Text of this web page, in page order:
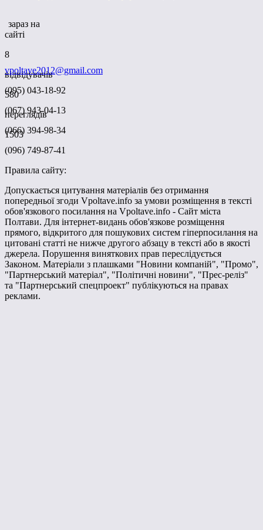
зараз на
сайті
8
відвідувачів
580
переглядів
1503
vpoltave2012@gmail.com
(095) 043-18-92
(067) 943-04-13
(066) 394-98-34
(096) 749-87-41
Правила сайту:
Допускається цитування матеріалів без отримання
попередньої згоди Vpoltave.info за умови розміщення в тексті
обов'язкового посилання на Vpoltave.info - Сайт міста
Полтави. Для інтернет-видань обов'язкове розміщення
прямого, відкритого для пошукових систем гіперпосилання на
цитовані статті не нижче другого абзацу в тексті або в якості
джерела. Порушення виняткових прав переслідується
Законом. Матеріали з плашками "Новини компаній", "Промо",
"Партнерський матеріал", "Політичні новини", "Прес-реліз"
та "Партнерський спецпроект" публікуються на правах
реклами.